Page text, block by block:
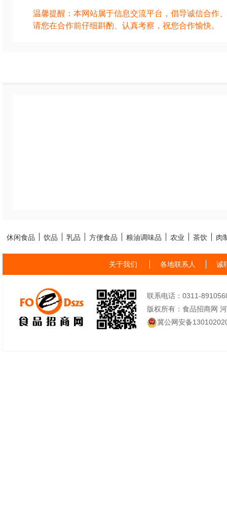
温馨提醒：本网站属于信息交流平台，倡导诚信合作
请您在合作前仔细斟酌、认真考察，祝您合作愉快。
休闲食品 饮品 乳品 方便食品 粮油调味品 农业 茶饮 肉
关于我们 各地联系人 诚
联系电话：0311-
版权所有：食品招商网
冀公网安备